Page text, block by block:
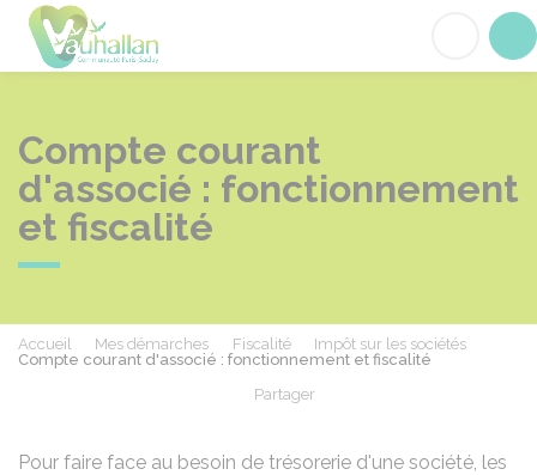
Compte courant
d'associé : fonctionnement
et fiscalité
Accueil Mes démarches Fiscalité
Impôt sur les sociétés
Compte courant d'associé : fonctionnement et fiscalité
Partager
Pour faire face au besoin de trésorerie d'une société, les